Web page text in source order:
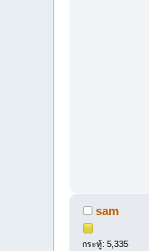
sam
กระทู้: 5,335